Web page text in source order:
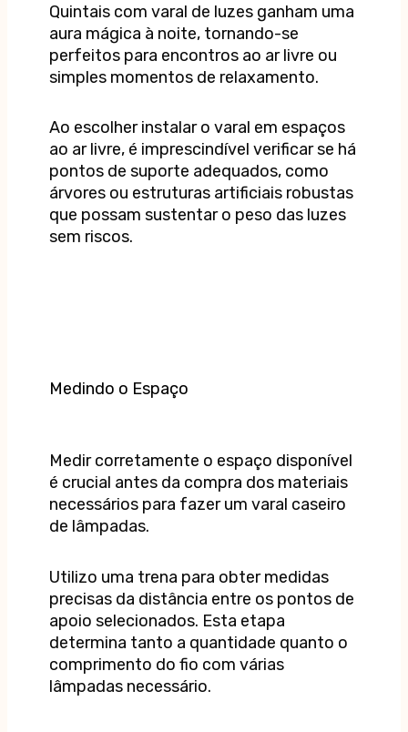
Quintais com varal de luzes ganham uma
aura mágica à noite, tornando-se
perfeitos para encontros ao ar livre ou
simples momentos de relaxamento.
Ao escolher instalar o varal em espaços
ao ar livre, é imprescindível verificar se há
pontos de suporte adequados, como
árvores ou estruturas artificiais robustas
que possam sustentar o peso das luzes
sem riscos.
Medindo o Espaço
Medir corretamente o espaço disponível
é crucial antes da compra dos materiais
necessários para fazer um varal caseiro
de lâmpadas.
Utilizo uma trena para obter medidas
precisas da distância entre os pontos de
apoio selecionados. Esta etapa
determina tanto a quantidade quanto o
comprimento do fio com várias
lâmpadas necessário.